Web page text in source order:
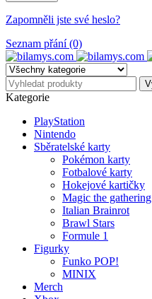
Zapomněli jste své heslo?
Seznam přání (0)
Kategorie
PlayStation
Nintendo
Sběratelské karty
Pokémon karty
Fotbalové karty
Hokejové kartičky
Magic the gathering
Italian Brainrot
Brawl Stars
Formule 1
Figurky
Funko POP!
MINIX
Merch